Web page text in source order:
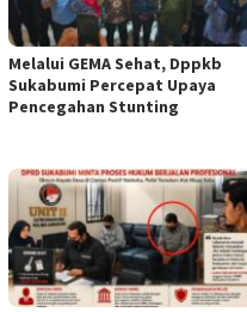
Melalui GEMA Sehat, Dppkb
Sukabumi Percepat Upaya
Pencegahan Stunting